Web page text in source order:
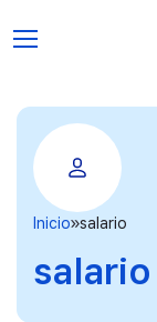
Inicio salario
salario